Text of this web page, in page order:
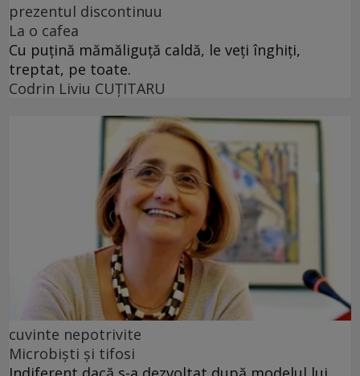
prezentul discontinuu
La o cafea
Cu puţină mămăliguţă caldă, le veţi înghiţi,
treptat, pe toate.
Codrin Liviu CUŢITARU
cuvinte nepotrivite
Microbiști și tifosi